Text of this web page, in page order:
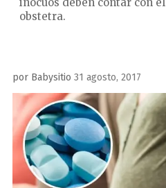
obstetra.
por Babysitio Publicado
el
31 agosto, 2017